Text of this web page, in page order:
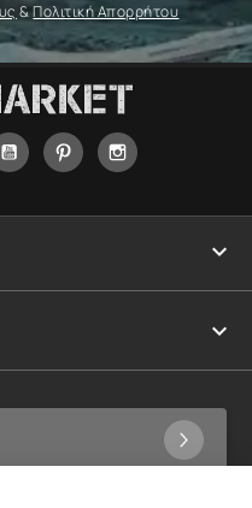
&Πολιτική Απορρήτου
YouTube Pinterest

